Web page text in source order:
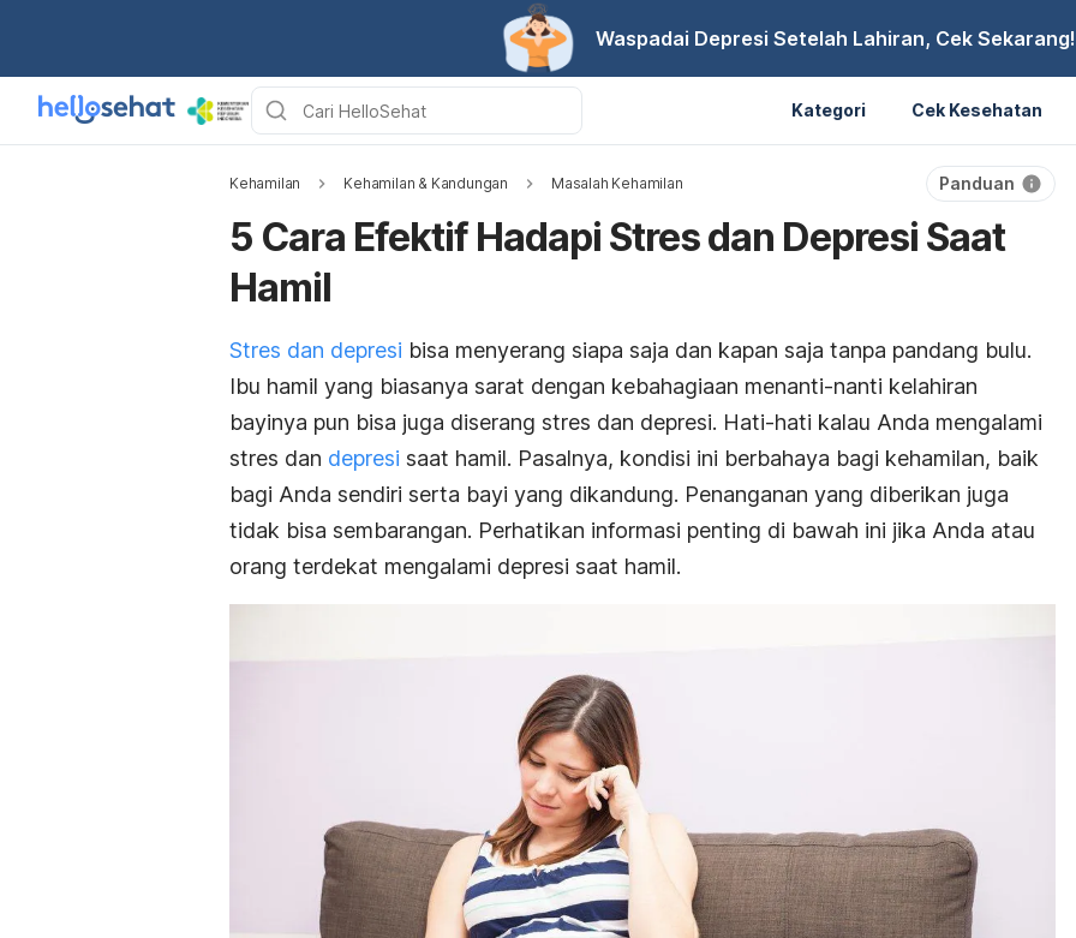
Waspadai Depresi Setelah Lahiran, Cek Sekarang!
Kategori Cek Kesehatan
Kehamilan Kehamilan & Kandungan Masalah Kehamilan Panduan
5 Cara Efektif Hadapi Stres dan Depresi Saat
Hamil
Stres dan depresi bisa menyerang siapa saja dan kapan saja tanpa pandang bulu.
Ibu hamil yang biasanya sarat dengan kebahagiaan menanti-nanti kelahiran
bayinya pun bisa juga diserang stres dan depresi. Hati-hati kalau Anda mengalami
stres dan depresi saat hamil. Pasalnya, kondisi ini berbahaya bagi kehamilan, baik
bagi Anda sendiri serta bayi yang dikandung. Penanganan yang diberikan juga
tidak bisa sembarangan. Perhatikan informasi penting di bawah ini jika Anda atau
orang terdekat mengalami depresi saat hamil.